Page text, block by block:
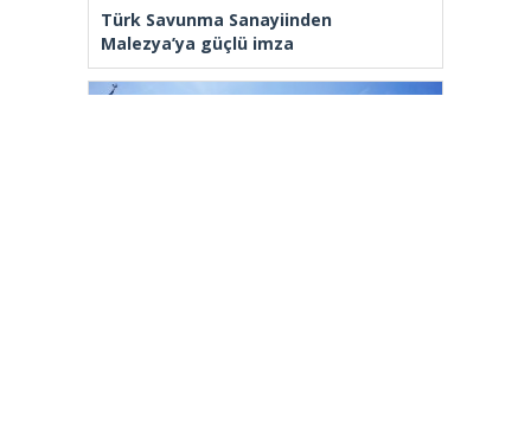
Türk Savunma Sanayiinden
Malezya’ya güçlü imza